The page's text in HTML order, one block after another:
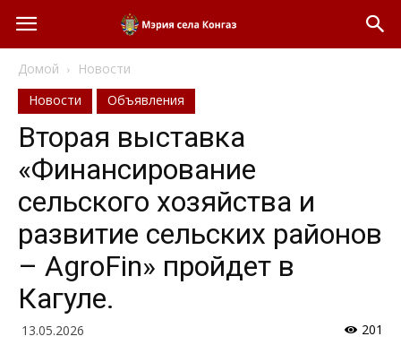
Домой
Новости
Новости
Объявления
Вторая выставка
«Финансирование
сельского хозяйства и
развитие сельских районов
– AgroFin» пройдет в
Кагуле.
13.05.2026 201